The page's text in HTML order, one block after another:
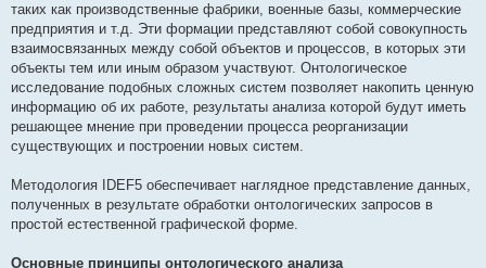
таких как производственные фабрики, военные базы, коммерческие
предприятия и т.д. Эти формации представляют собой совокупность
взаимосвязанных между собой объектов и процессов, в которых эти
объекты тем или иным образом участвуют. Онтологическое
исследование подобных сложных систем позволяет накопить ценную
информацию об их работе, результаты анализа которой будут иметь
решающее мнение при проведении процесса реорганизации
существующих и построении новых систем.
Методология IDEF5 обеспечивает наглядное представление данных,
полученных в результате обработки онтологических запросов в
простой естественной графической форме.
Основные принципы онтологического анализа